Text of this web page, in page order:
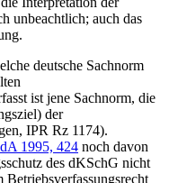
unbeachtlich; auch das
deutsche Sachnorm
ist jene Sachnorm, die
der
, IPR Rz 1174).
1995, 424 noch davon
des dKSchG nicht